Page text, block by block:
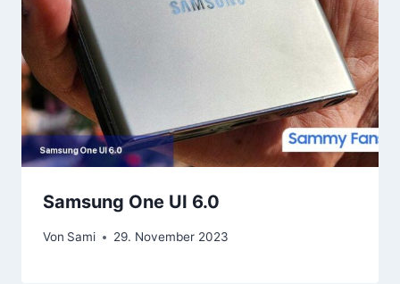
Samsung One UI 6.0
Von Sami 29. November 2023